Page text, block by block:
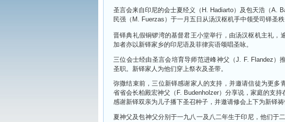
圣言会来自印尼的会士夏经义（H. Hadiarto）及包天浩（A.
民强（M. Fuerzas）于一月五日从汤汉枢机手中领受司铎圣
晋铎典礼假铜锣湾的基督君王小堂举行，由汤汉枢机主礼，
加者亦以新铎家乡的印尼语及菲律宾语颂唱圣咏。
三位会士经由圣言会培育导师范进峰神父（J. F. Flandez）
圣职。新铎家人为他们穿上祭衣及圣带。
弥撒结束前，三位新铎感谢家人的支持，并邀请信徒为更多
省省会长柏殿宏神父（F. Budenholzer）分享说，家庭的支
感谢新铎双亲为儿子播下圣召种子，并邀请修会上下为新铎祷
夏神父及包神父分别于一九八一及八二年生于印尼，他们于